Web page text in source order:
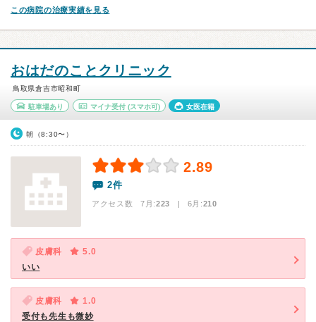
この病院の治療実績を見る
おはだのことクリニック
鳥取県倉吉市昭和町
駐車場あり マイナ受付(スマホ可) 女医在籍
朝（8:30〜）
2.89
2件
アクセス数 7月:223 | 6月:210
皮膚科
5.0
いい
皮膚科
1.0
受付も先生も微妙